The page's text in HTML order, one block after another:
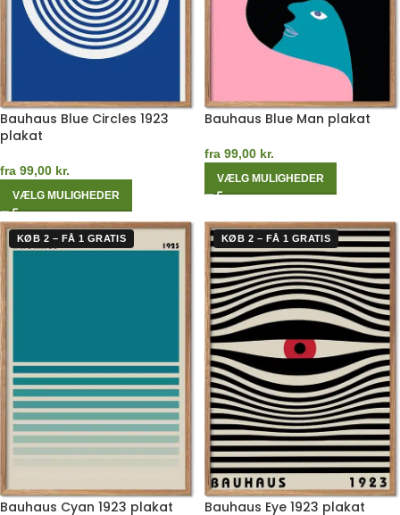
Bauhaus Blue Circles 1923
plakat
fra 99,00 kr.
VÆLG MULIGHEDER
Bauhaus Blue Man plakat
fra 99,00 kr.
VÆLG MULIGHEDER
KØB 2 – FÅ 1 GRATIS
Bauhaus Cyan 1923 plakat
KØB 2 – FÅ 1 GRATIS
Bauhaus Eye 1923 plakat